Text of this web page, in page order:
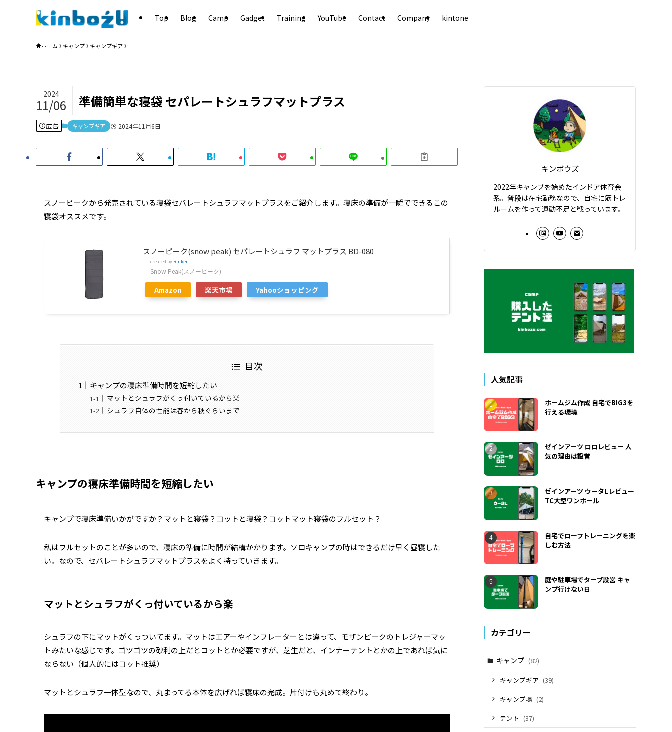
Top Blog Camp Gadget Training YouTube Contact Company kintone
ホーム キャンプ キャンプギア
準備簡単な寝袋 セパレートシュラフマットプラス
2024
11/06
広告 キャンプギア 2024年11月6日
スノーピークから発売されている寝袋セパレートシュラフマットプラスをご紹介します。寝床の準備が一瞬でできるこの
寝袋オススメです。
スノーピーク(snow peak) セパレートシュラフ マットプラス BD-080
created by Rinker
Snow Peak(スノーピーク)
Amazon 楽天市場 Yahooショッピング
目次
キャンプの寝床準備時間を短縮したい
マットとシュラフがくっ付いているから楽
シュラフ自体の性能は春から秋ぐらいまで
キャンプの寝床準備時間を短縮したい
キャンプで寝床準備いかがですか？マットと寝袋？コットと寝袋？コットマット寝袋のフルセット？
私はフルセットのことが多いので、寝床の準備に時間が結構かかります。ソロキャンプの時はできるだけ早く昼寝した
い。なので、セパレートシュラフマットプラスをよく持っていきます。
マットとシュラフがくっ付いているから楽
シュラフの下にマットがくっついてます。マットはエアーやインフレーターとは違って、モザンピークのトレジャーマッ
トみたいな感じです。ゴツゴツの砂利の上だとコットとか必要ですが、芝生だと、インナーテントとかの上であれば気に
ならない（個人的にはコット推奨）
マットとシュラフ一体型なので、丸まってる本体を広げれば寝床の完成。片付けも丸めて終わり。
キンボウズ
2022年キャンプを始めたインドア体育会
系。普段は在宅勤務なので、自宅に筋トレ
ルームを作って運動不足と戦っています。
人気記事
ホームジム作成 自宅でBIG3を
行える環境
ゼインアーツ ロロレビュー 人
気の理由は設営
ゼインアーツ ウータLレビュー
TC大型ワンポール
自宅でロープトレーニングを楽
しむ方法
庭や駐車場でタープ設営 キャ
ンプ行けない日
カテゴリー
キャンプ (82)
キャンプギア (39)
キャンプ場 (2)
テント (37)